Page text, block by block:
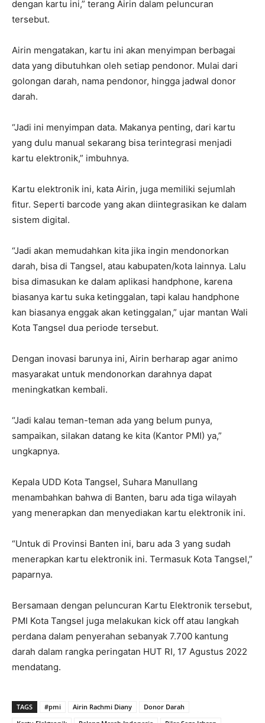
dengan kartu ini,” terang Airin dalam peluncuran
tersebut.
Airin mengatakan, kartu ini akan menyimpan berbagai
data yang dibutuhkan oleh setiap pendonor. Mulai dari
golongan darah, nama pendonor, hingga jadwal donor
darah.
“Jadi ini menyimpan data. Makanya penting, dari kartu
yang dulu manual sekarang bisa terintegrasi menjadi
kartu elektronik,” imbuhnya.
Kartu elektronik ini, kata Airin, juga memiliki sejumlah
fitur. Seperti barcode yang akan diintegrasikan ke dalam
sistem digital.
“Jadi akan memudahkan kita jika ingin mendonorkan
darah, bisa di Tangsel, atau kabupaten/kota lainnya. Lalu
bisa dimasukan ke dalam aplikasi handphone, karena
biasanya kartu suka ketinggalan, tapi kalau handphone
kan biasanya enggak akan ketinggalan,” ujar mantan Wali
Kota Tangsel dua periode tersebut.
Dengan inovasi barunya ini, Airin berharap agar animo
masyarakat untuk mendonorkan darahnya dapat
meningkatkan kembali.
“Jadi kalau teman-teman ada yang belum punya,
sampaikan, silakan datang ke kita (Kantor PMI) ya,”
ungkapnya.
Kepala UDD Kota Tangsel, Suhara Manullang
menambahkan bahwa di Banten, baru ada tiga wilayah
yang menerapkan dan menyediakan kartu elektronik ini.
“Untuk di Provinsi Banten ini, baru ada 3 yang sudah
menerapkan kartu elektronik ini. Termasuk Kota Tangsel,”
paparnya.
Bersamaan dengan peluncuran Kartu Elektronik tersebut,
PMI Kota Tangsel juga melakukan kick off atau langkah
perdana dalam penyerahan sebanyak 7.700 kantung
darah dalam rangka peringatan HUT RI, 17 Agustus 2022
mendatang.
TAGS #pmi Airin Rachmi Diany
Donor Darah